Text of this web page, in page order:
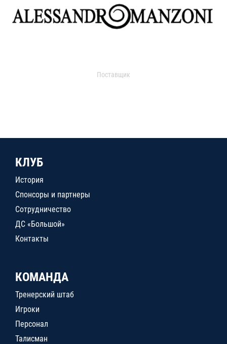
Поставщик
КЛУБ
История
Спонсоры и партнеры
Сотрудничество
ДС «Большой»
Контакты
КОМАНДА
Тренерский штаб
Игроки
Персонал
Талисман